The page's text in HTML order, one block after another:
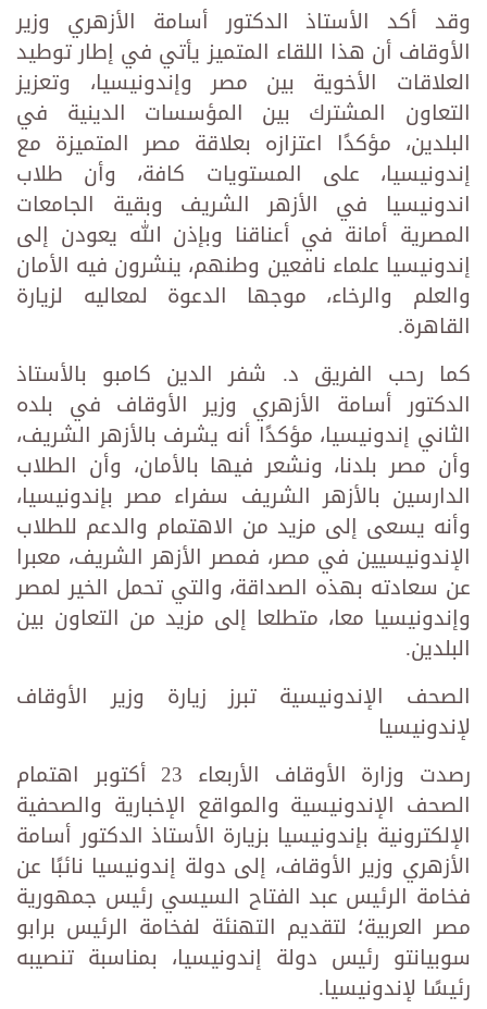
وقد أكد الأستاذ الدكتور أسامة الأزهري وزير
الأوقاف أن هذا اللقاء المتميز يأتي في إطار توطيد
العلاقات الأخوية بين مصر وإندونيسيا، وتعزيز
التعاون المشترك بين المؤسسات الدينية في
البلدين، مؤكدًا اعتزازه بعلاقة مصر المتميزة مع
إندونيسيا، على المستويات كافة، وأن طلاب
اندونيسيا في الأزهر الشريف وبقية الجامعات
المصرية أمانة في أعناقنا وبإذن الله يعودن إلى
إندونيسيا علماء نافعين وطنهم، ينشرون فيه الأمان
والعلم والرخاء، موجها الدعوة لمعاليه لزيارة
القاهرة.
كما رحب الفريق د. شفر الدين كامبو بالأستاذ
الدكتور أسامة الأزهري وزير الأوقاف في بلده
الثاني إندونيسيا، مؤكدًا أنه يشرف بالأزهر الشريف،
وأن مصر بلدنا، ونشعر فيها بالأمان، وأن الطلاب
الدارسين بالأزهر الشريف سفراء مصر بإندونيسيا،
وأنه يسعى إلى مزيد من الاهتمام والدعم للطلاب
الإندونيسيين في مصر، فمصر الأزهر الشريف، معبرا
عن سعادته بهذه الصداقة، والتي تحمل الخير لمصر
وإندونيسيا معا، متطلعا إلى مزيد من التعاون بين
البلدين.
الصحف الإندونيسية تبرز زيارة وزير الأوقاف
لإندونيسيا
رصدت وزارة الأوقاف الأربعاء 23 أكتوبر اهتمام
الصحف الإندونيسية والمواقع الإخبارية والصحفية
الإلكترونية بإندونيسيا بزيارة الأستاذ الدكتور أسامة
الأزهري وزير الأوقاف، إلى دولة إندونيسيا نائبًا عن
فخامة الرئيس عبد الفتاح السيسي رئيس جمهورية
مصر العربية؛ لتقديم التهنئة لفخامة الرئيس برابو
سوبيانتو رئيس دولة إندونيسيا، بمناسبة تنصيبه
رئيسًا لإندونيسيا.